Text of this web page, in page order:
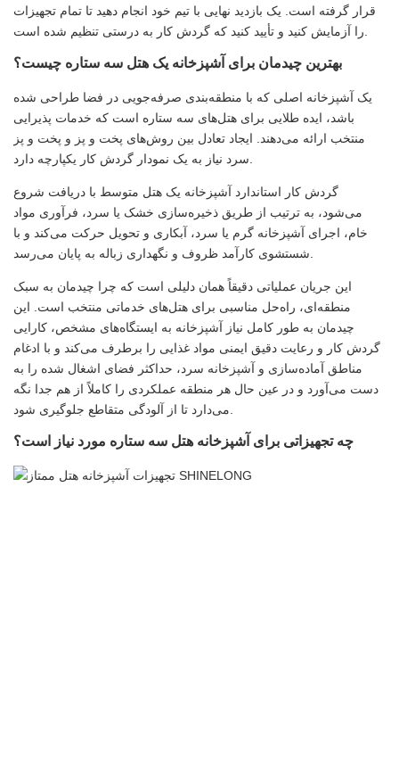
قرار گرفته است. یک بازدید نهایی با تیم خود انجام دهید تا تمام تجهیزات
را آزمایش کنید و تأیید کنید که گردش کار به درستی تنظیم شده است.
بهترین چیدمان برای آشپزخانه یک هتل سه ستاره چیست؟
یک آشپزخانه اصلی که با منطقه‌بندی صرفه‌جویی در فضا طراحی شده
باشد، ایده طلایی برای هتل‌های سه ستاره است که خدمات پذیرایی
منتخب ارائه می‌دهند. ایجاد تعادل بین روش‌های پخت و پز و پخت و پز
سرد نیاز به یک نمودار گردش کار یکپارچه دارد.
گردش کار استاندارد آشپزخانه یک هتل متوسط ​​با دریافت شروع
می‌شود، به ترتیب از طریق ذخیره‌سازی خشک یا سرد، فرآوری مواد
خام، اجرای آشپزخانه گرم یا سرد، آبکاری و تحویل حرکت می‌کند و با
شستشوی کارآمد ظروف و نگهداری زباله به پایان می‌رسد.
این جریان عملیاتی دقیقاً همان دلیلی است که چرا چیدمان به سبک
منطقه‌ای، راه‌حل مناسبی برای هتل‌های خدماتی منتخب است. این
چیدمان به طور کامل نیاز آشپزخانه به ایستگاه‌های مشخص، کارایی
گردش کار و رعایت دقیق ایمنی مواد غذایی را برطرف می‌کند و با ادغام
مناطق آماده‌سازی و آشپزخانه سرد، حداکثر فضای اشغال شده را به
دست می‌آورد و در عین حال هر منطقه عملکردی را کاملاً از هم جدا نگه
می‌دارد تا از آلودگی متقاطع جلوگیری شود.
چه تجهیزاتی برای آشپزخانه هتل سه ستاره مورد نیاز است؟